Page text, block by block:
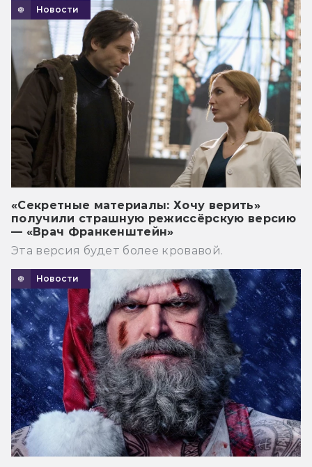
Новости
«Секретные материалы: Хочу верить»
получили страшную режиссёрскую версию
— «Врач Франкенштейн»
Эта версия будет более кровавой.
Новости